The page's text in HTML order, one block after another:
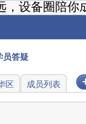
，设备圈陪你
员答疑
区 成员列表